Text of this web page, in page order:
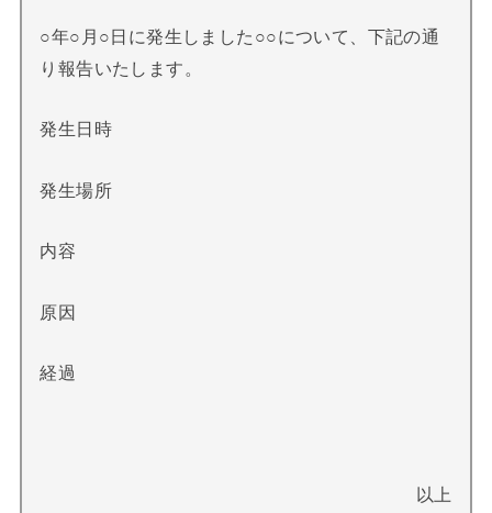
○年○月○日に発生しました○○について、下記の通
り報告いたします。
発生日時
発生場所
内容
原因
経過
以上